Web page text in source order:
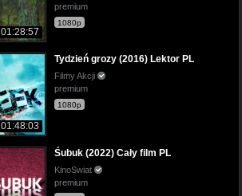
01:28:57
premium
1080p
01:48:03
Tydzień grozy (2016) Lektor PL
Filmy Akcji
premium
1080p
Śubuk (2022) Cały film PL
KinoSwiat
premium